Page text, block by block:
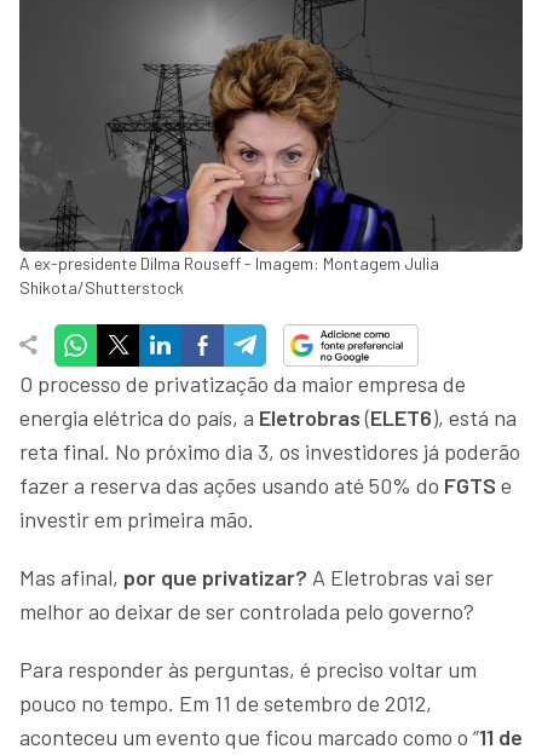
A ex-presidente Dilma Rouseff - Imagem: Montagem Julia
Shikota/Shutterstock
O processo de privatização da maior empresa de
energia elétrica do país, a Eletrobras(ELET6), está na
reta final. No próximo dia 3, os investidores já poderão
fazer a reserva das ações usando até 50% do FGTS e
investir em primeira mão.
Mas afinal, por que privatizar? A Eletrobras vai ser
melhor ao deixar de ser controlada pelo governo?
Para responder às perguntas, é preciso voltar um
pouco no tempo. Em 11 de setembro de 2012,
aconteceu um evento que ficou marcado como o “11 de